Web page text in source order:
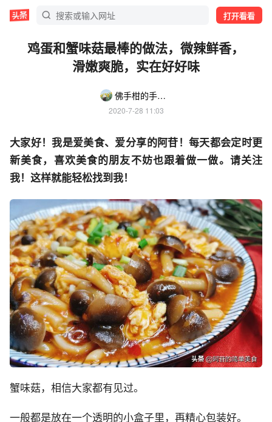
打开看看
鸡蛋和蟹味菇最棒的做法，微辣鲜香，
滑嫩爽脆，实在好好味
佛手柑的手工记录
2020-7-28 11:03
大家好！我是爱美食、爱分享的阿苷！每天都会定时更
新美食，喜欢美食的朋友不妨也跟着做一做。请关注
我！这样就能轻松找到我！
蟹味菇，相信大家都有见过。
一般都是放在一个透明的小盒子里，再精心包装好。